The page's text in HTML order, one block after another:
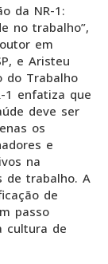
da NR-1:
no trabalho”,
em
e Aristeu
do Trabalho
1 enfatiza que
deve ser
os
e
na
de trabalho. A
de
passo
cultura de